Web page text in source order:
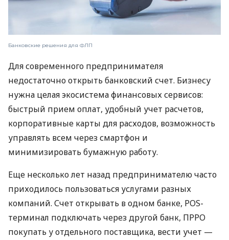
Банковские решения для ФЛП
Для современного предпринимателя
недостаточно открыть банковский счет. Бизнесу
нужна целая экосистема финансовых сервисов:
быстрый прием оплат, удобный учет расчетов,
корпоративные карты для расходов, возможность
управлять всем через смартфон и
минимизировать бумажную работу.
Еще несколько лет назад предпринимателю часто
приходилось пользоваться услугами разных
компаний. Счет открывать в одном банке, POS-
терминал подключать через другой банк, ПРРО
покупать у отдельного поставщика, вести учет —